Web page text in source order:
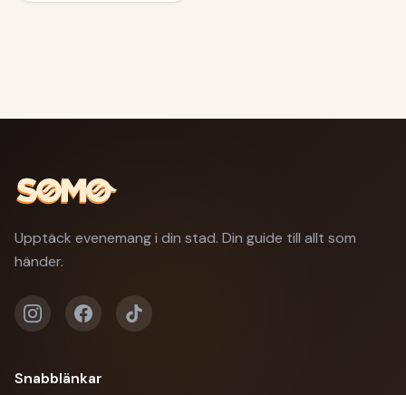
Upptäck evenemang i din stad. Din guide till allt som
händer.
Snabblänkar